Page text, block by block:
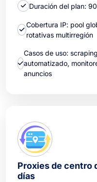
Duración del plan:
Cobertura IP: pool
rotativas multirregión
Casos de uso:
automatizado,
anuncios
Proxies de centro
días